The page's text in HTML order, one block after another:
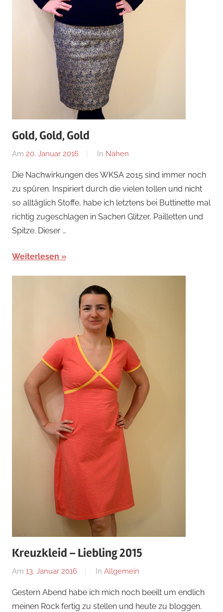
Gold, Gold, Gold
Am 20. Januar 2016
Von
In Nähen
Die Nachwirkungen des WKSA 2015 sind immer noch
zu spüren. Inspiriert durch die vielen tollen und nicht
so alltäglich Stoffe, habe ich letztens bei Buttinette mal
richtig zugeschlagen in Sachen Glitzer, Pailletten und
Spitze. Dieser …
Weiterlesen
Kreuzkleid – Liebling 2015
Am 13. Januar 2016
Von
In Allgemein
Gestern Abend habe ich mich noch beeilt um endlich
meinen Rock fertig zu stellen und heute zu bloggen.